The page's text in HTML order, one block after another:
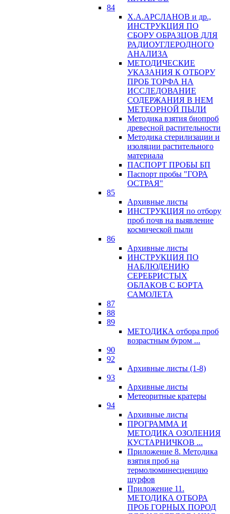
84
Х.А.АРСЛАНОВ и др.,
ИНСТРУКЦИЯ ПО
СБОРУ ОБРАЗЦОВ ДЛЯ
РАДИОУГЛЕРОДНОГО
АНАЛИЗА
МЕТОДИЧЕСКИЕ
УКАЗАНИЯ К ОТБОРУ
ПРОБ ТОРФА НА
ИССЛЕДОВАНИЕ
СОДЕРЖАНИЯ В НЕМ
МЕТЕОРНОЙ ПЫЛИ
Методика взятия биопроб
древесной растительности
Методика стерилизации и
изоляции растительного
материала
ПАСПОРТ ПРОБЫ БП
Паспорт пробы "ГОРА
ОСТРАЯ"
85
Архивные листы
ИНСТРУКЦИЯ по отбору
проб почв на выявление
космической пыли
86
Архивные листы
ИНСТРУКЦИЯ ПО
НАБЛЮДЕНИЮ
СЕРЕБРИСТЫХ
ОБЛАКОВ С БОРТА
САМОЛЕТА
87
88
89
МЕТОДИКА отбора проб
возрастным буром ...
90
92
Архивные листы (1-8)
93
Архивные листы
Метеоритные кратеры
94
Архивные листы
ПРОГРАММА И
МЕТОДИКА ОЗОЛЕНИЯ
КУСТАРНИЧКОВ ...
Приложение 8. Методика
взятия проб на
термолюминесценцию
шурфов
Приложение 11.
МЕТОДИКА ОТБОРА
ПРОБ ГОРНЫХ ПОРОД